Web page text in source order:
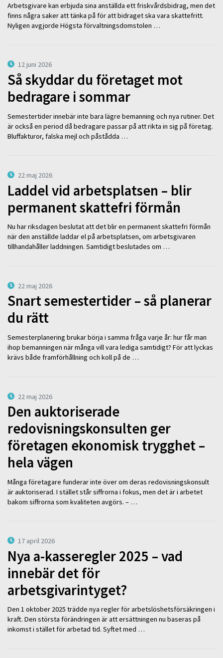
Arbetsgivare kan erbjuda sina anställda ett friskvårdsbidrag, men det
finns några saker att tänka på för att bidraget ska vara skattefritt.
Nyligen avgjorde Högsta förvaltningsdomstolen …
12 juni 2026
Så skyddar du företaget mot
bedragare i sommar
Semestertider innebär inte bara lägre bemanning och nya rutiner. Det
är också en period då bedragare passar på att rikta in sig på företag.
Bluffakturor, falska mejl och påstådda …
22 maj 2026
Laddel vid arbetsplatsen – blir
permanent skattefri förmån
Nu har riksdagen beslutat att det blir en permanent skattefri förmån
när den anställde laddar el på arbetsplatsen, om arbetsgivaren
tillhandahåller laddningen. Samtidigt beslutades om …
22 maj 2026
Snart semestertider – så planerar
du rätt
Semesterplanering brukar börja i samma fråga varje år: hur får man
ihop bemanningen när många vill vara lediga samtidigt? För att lyckas
krävs både framförhållning och koll på de …
22 maj 2026
Den auktoriserade
redovisningskonsulten ger
företagen ekonomisk trygghet –
hela vägen
Många företagare funderar inte över om deras redovisningskonsult
är auktoriserad. I stället står siffrorna i fokus, men det är i arbetet
bakom siffrorna som kvaliteten avgörs. – …
17 april 2026
Nya a-kasseregler 2025 – vad
innebär det för
arbetsgivarintyget?
Den 1 oktober 2025 trädde nya regler för arbetslöshetsförsäkringen i
kraft. Den största förändringen är att ersättningen nu baseras på
inkomst i stället för arbetad tid. Syftet med …